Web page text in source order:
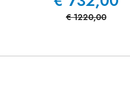
€ 1220,00